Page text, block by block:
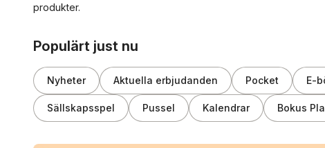
produkter.
Populärt just nu
Nyheter Aktuella erbjudanden Pocket E-
Sällskapsspel Pussel Kalendrar Bokus